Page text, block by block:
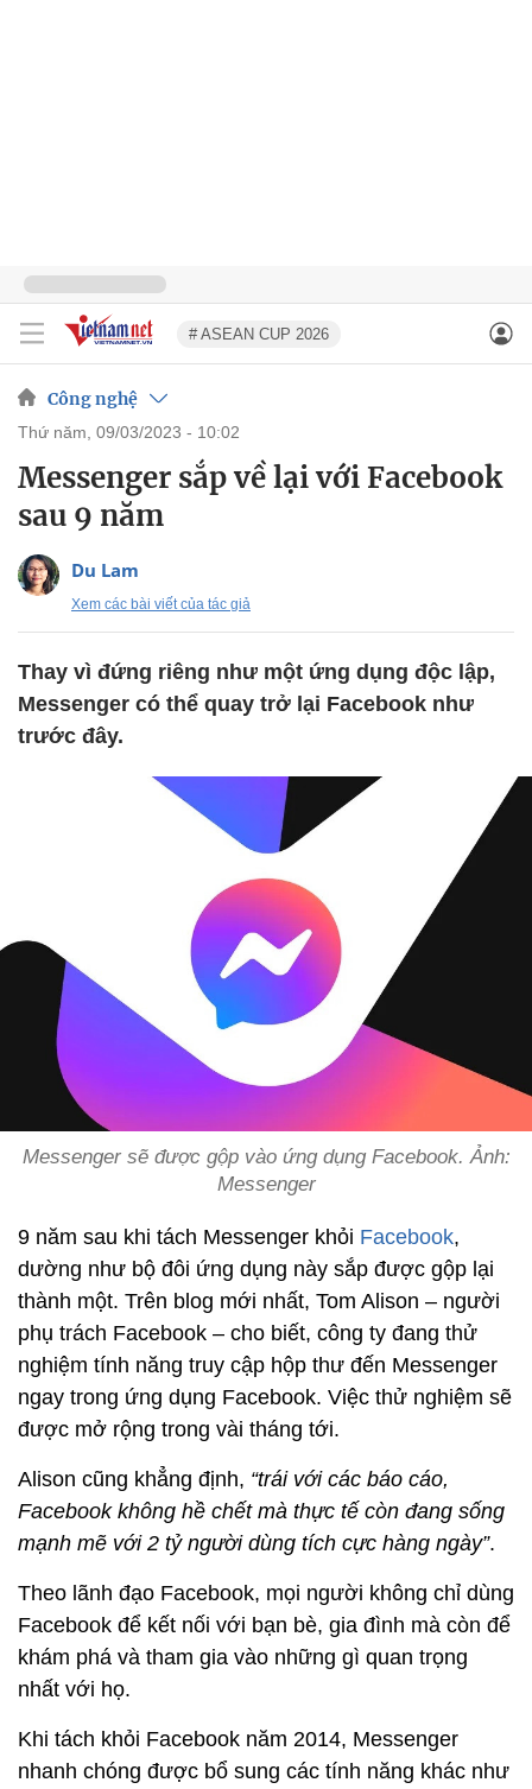
# ASEAN CUP 2026
Công nghệ
thứ năm, 09/03/2023 - 10:02
Messenger sắp về lại với Facebook
sau 9 năm
Du Lam
Xem các bài viết của tác giả
Thay vì đứng riêng như một ứng dụng độc lập,
Messenger có thể quay trở lại Facebook như
trước đây.
Messenger sẽ được gộp vào ứng dụng Facebook. Ảnh:
Messenger
9 năm sau khi tách Messenger khỏi Facebook,
dường như bộ đôi ứng dụng này sắp được gộp lại
thành một. Trên blog mới nhất, Tom Alison – người
phụ trách Facebook – cho biết, công ty đang thử
nghiệm tính năng truy cập hộp thư đến Messenger
ngay trong ứng dụng Facebook. Việc thử nghiệm sẽ
được mở rộng trong vài tháng tới.
Alison cũng khẳng định, “trái với các báo cáo,
Facebook không hề chết mà thực tế còn đang sống
mạnh mẽ với 2 tỷ người dùng tích cực hàng ngày”.
Theo lãnh đạo Facebook, mọi người không chỉ dùng
Facebook để kết nối với bạn bè, gia đình mà còn để
khám phá và tham gia vào những gì quan trọng
nhất với họ.
Khi tách khỏi Facebook năm 2014, Messenger
nhanh chóng được bổ sung các tính năng khác như